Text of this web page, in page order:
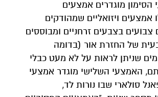
הסימון מוגדרים אמצעים
אמצעים ויזואליים שמהודקים
בצבעים זרחניים ומבוססים
של החזרת אור (בדומה
שניתן לראות על לא מעט כבלי
האמצעי השלישי מוגדר אמצעי
סולארי שבו נורות לד,